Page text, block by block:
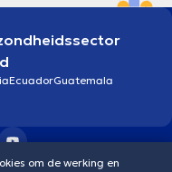
EcuadorGuatemala
om de werking en